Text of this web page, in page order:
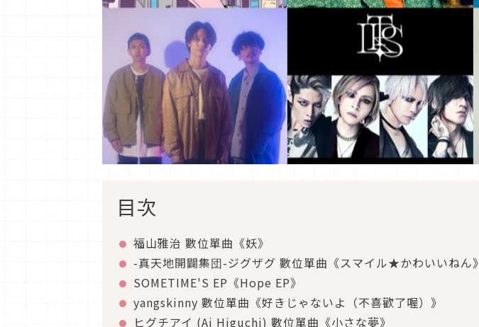
目次
福山雅治 數位單曲《妖》
-真天地開闢集団-ジグザグ 數位單曲《スマイル★かわいいねん》
SOMETIME'S EP《Hope EP》
yangskinny 數位單曲《好きじゃないよ（不喜歡了喔）》
ヒグチアイ (Ai Higuchi) 數位單曲《小さな夢》